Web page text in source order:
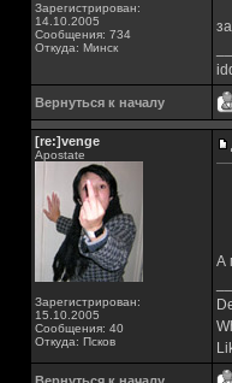
Зарегистрирован:
14.10.2005
Сообщения: 734
Откуда: Минск
Вернуться к началу
[re:]venge
Apostate
Зарегистрирован:
15.10.2005
Сообщения: 40
Откуда: Псков
А